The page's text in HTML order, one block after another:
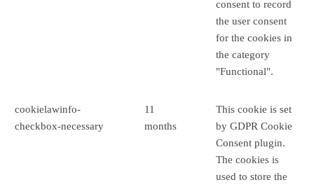
consent to record
the user consent
for the cookies in
the category
"Functional".
cookielawinfo-
checkbox-necessary
11
months
This cookie is set
by GDPR Cookie
Consent plugin.
The cookies is
used to store the